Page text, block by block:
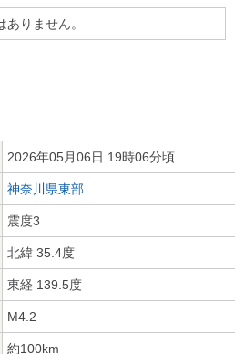
りません。
2026年05月06日 19時06分頃
神奈川県東部
震度3
北緯 35.4度
東経 139.5度
M4.2
約100km